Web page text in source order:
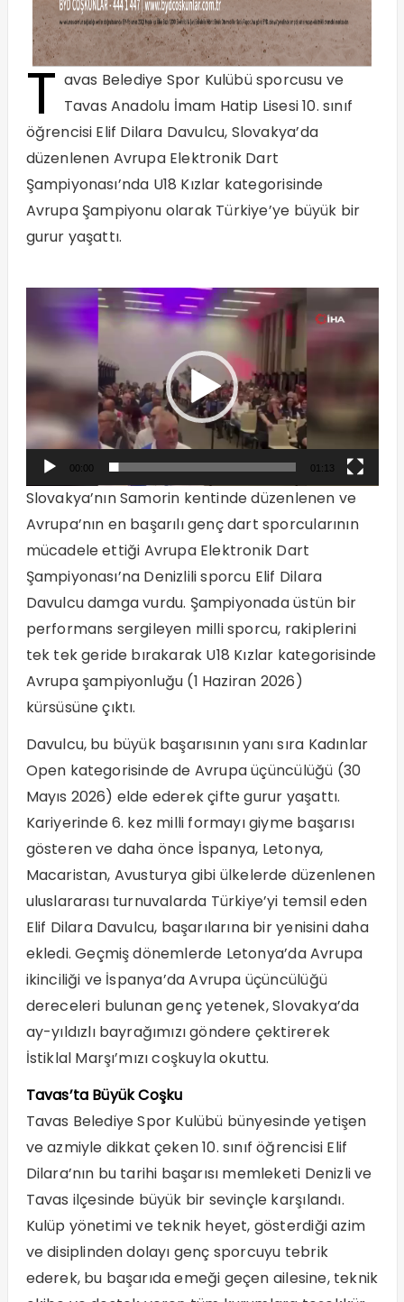
T avas Belediye Spor Kulübü sporcusu ve
Tavas Anadolu İmam Hatip Lisesi 10. sınıf
öğrencisi Elif Dilara Davulcu, Slovakya’da
düzenlenen Avrupa Elektronik Dart
Şampiyonası’nda U18 Kızlar kategorisinde
Avrupa Şampiyonu olarak Türkiye’ye büyük bir
gurur yaşattı.
Video
oynatıcı
00:00 01:13
Slovakya’nın Samorin kentinde düzenlenen ve
Avrupa’nın en başarılı genç dart sporcularının
mücadele ettiği Avrupa Elektronik Dart
Şampiyonası’na Denizlili sporcu Elif Dilara
Davulcu damga vurdu. Şampiyonada üstün bir
performans sergileyen milli sporcu, rakiplerini
tek tek geride bırakarak U18 Kızlar kategorisinde
Avrupa şampiyonluğu (1 Haziran 2026)
kürsüsüne çıktı.
Davulcu, bu büyük başarısının yanı sıra Kadınlar
Open kategorisinde de Avrupa üçüncülüğü (30
Mayıs 2026) elde ederek çifte gurur yaşattı.
Kariyerinde 6. kez milli formayı giyme başarısı
gösteren ve daha önce İspanya, Letonya,
Macaristan, Avusturya gibi ülkelerde düzenlenen
uluslararası turnuvalarda Türkiye’yi temsil eden
Elif Dilara Davulcu, başarılarına bir yenisini daha
ekledi. Geçmiş dönemlerde Letonya’da Avrupa
ikinciliği ve İspanya’da Avrupa üçüncülüğü
dereceleri bulunan genç yetenek, Slovakya’da
ay-yıldızlı bayrağımızı göndere çektirerek
İstiklal Marşı’mızı coşkuyla okuttu.
Tavas’ta Büyük Coşku
Tavas Belediye Spor Kulübü bünyesinde yetişen
ve azmiyle dikkat çeken 10. sınıf öğrencisi Elif
Dilara’nın bu tarihi başarısı memleketi Denizli ve
Tavas ilçesinde büyük bir sevinçle karşılandı.
Kulüp yönetimi ve teknik heyet, gösterdiği azim
ve disiplinden dolayı genç sporcuyu tebrik
ederek, bu başarıda emeği geçen ailesine, teknik